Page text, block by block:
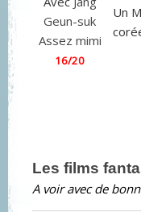
Geun-suk
Assez mimi
16/20
Un
Les films
A voir avec de